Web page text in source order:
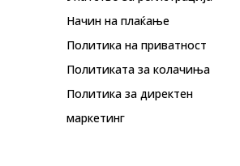
Начин на плаќање
Политика на приватност
Политиката за колачиња
Политика за директен
маркетинг